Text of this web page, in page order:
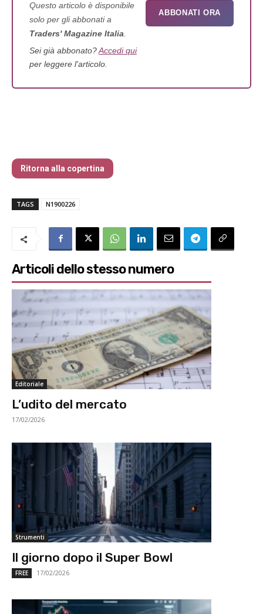
Questo articolo è disponibile
solo per gli abbonati a
Traders' Magazine Italia.
Sei già abbonato?Accedi qui
per leggere l'articolo.
ABBONATI ORA
Ritorna alla copertina
TAGS N1900226
Articoli dello stesso numero
Editoriale
L’udito del mercato
17/02/2026
Strumenti
Il giorno dopo il Super Bowl
FREE 17/02/2026